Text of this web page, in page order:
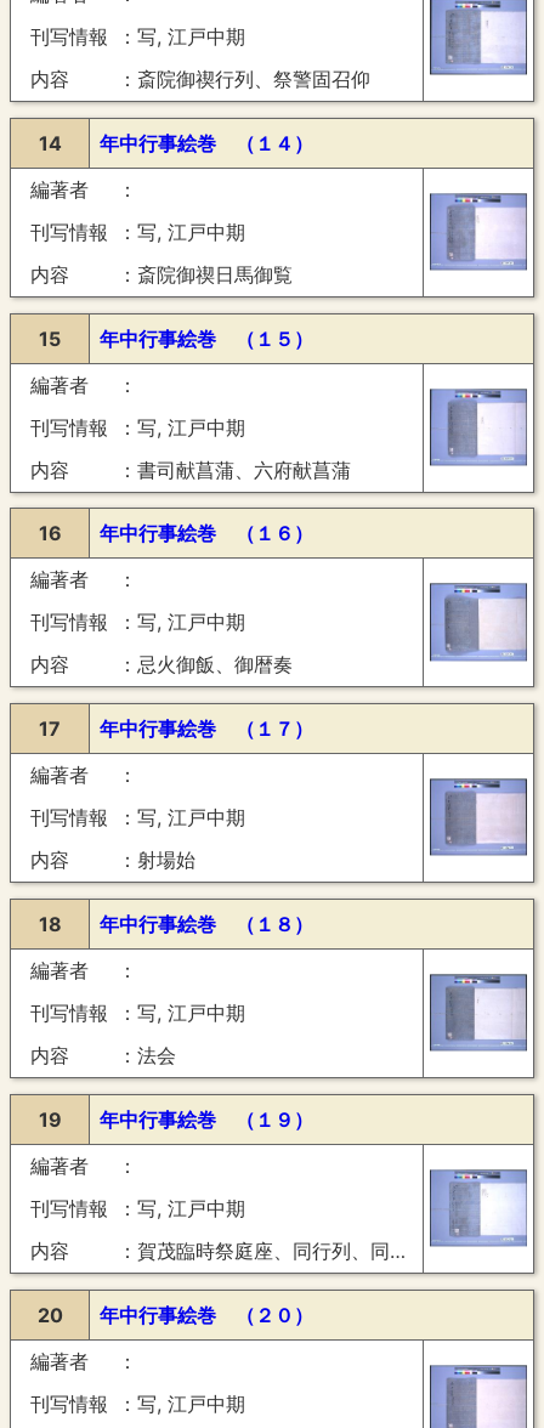
刊写情報
写, 江戸中期
内容
斎院御禊行列、祭警固召仰
14
年中行事絵巻 （１４）
編著者
刊写情報
写, 江戸中期
内容
斎院御禊日馬御覧
15
年中行事絵巻 （１５）
編著者
刊写情報
写, 江戸中期
内容
書司献菖蒲、六府献菖蒲
16
年中行事絵巻 （１６）
編著者
刊写情報
写, 江戸中期
内容
忌火御飯、御暦奏
17
年中行事絵巻 （１７）
編著者
刊写情報
写, 江戸中期
内容
射場始
18
年中行事絵巻 （１８）
編著者
刊写情報
写, 江戸中期
内容
法会
19
年中行事絵巻 （１９）
編著者
刊写情報
写, 江戸中期
内容
賀茂臨時祭庭座、同行列、同社頭儀、同還立御神楽
20
年中行事絵巻 （２０）
編著者
刊写情報
写, 江戸中期